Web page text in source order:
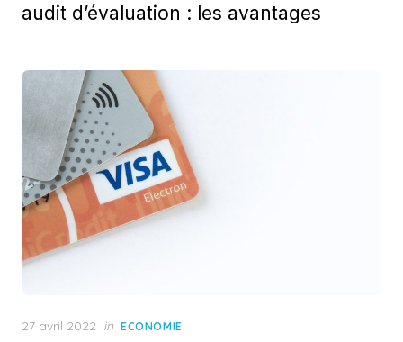
audit d’évaluation : les avantages
Posted
27 avril 2022 in ECONOMIE